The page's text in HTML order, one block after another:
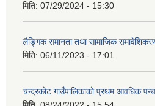
मिति: 07/29/2024 - 15:30
लैङ्गिक समानता तथा सामाजिक
मिति: 06/11/2023 - 17:01
चन्द्रकोट गाउँपालिकाको प्रथम आवधिक